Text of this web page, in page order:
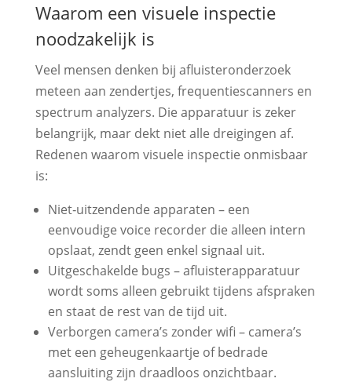
Waarom een visuele inspectie
noodzakelijk is
Veel mensen denken bij afluisteronderzoek
meteen aan zendertjes, frequentiescanners en
spectrum analyzers. Die apparatuur is zeker
belangrijk, maar dekt niet alle dreigingen af.
Redenen waarom visuele inspectie onmisbaar
is:
Niet‑uitzendende apparaten – een
eenvoudige voice recorder die alleen intern
opslaat, zendt geen enkel signaal uit.
Uitgeschakelde bugs – afluisterapparatuur
wordt soms alleen gebruikt tijdens afspraken
en staat de rest van de tijd uit.
Verborgen camera’s zonder wifi – camera’s
met een geheugenkaartje of bedrade
aansluiting zijn draadloos onzichtbaar.